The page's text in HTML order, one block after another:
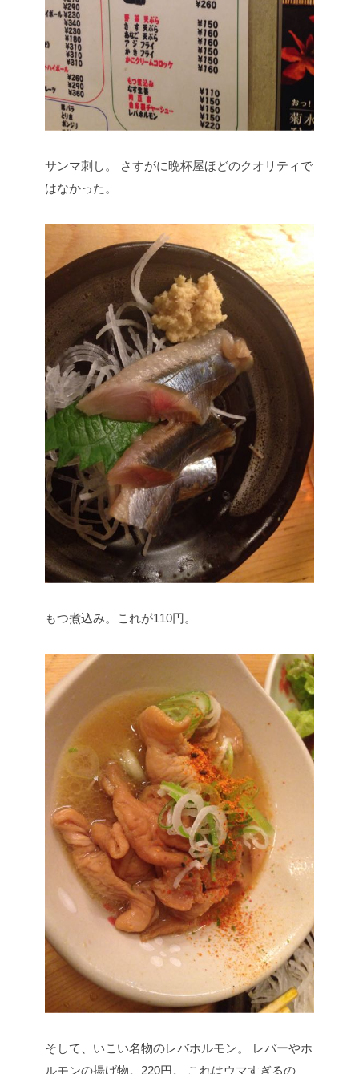
サンマ刺し。
さすがに晩杯屋ほどのクオリティで
はなかった。
もつ煮込み。これが110円。
そして、いこい名物のレバホルモン。
レバーやホ
ルモンの揚げ物。220円。
これはウマすぎるの